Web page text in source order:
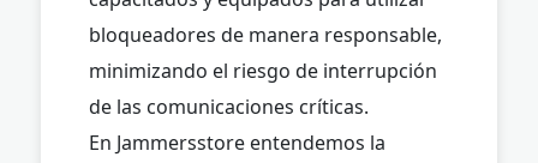
bloqueadores de manera responsable,
minimizando el riesgo de interrupción
de las comunicaciones críticas.
En Jammersstore entendemos la